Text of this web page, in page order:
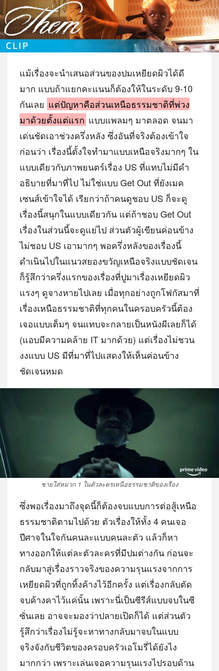
แม้เรื่องจะนำเสนอส่วนของปมเหยียดผิวได้ดี
มาก แบบถ้าแยกคะแนนก็ต้องให้ในระดับ 9-10
กันเลย แต่ปัญหาคือส่วนเหนือธรรมชาติที่พ่วง
มาด้วยตั้งแต่แรก แบบแพลมๆ มาตลอด จนมา
เด่นชัดเอาช่วงครึ่งหลัง ซึ่งอันที่จริงต้องเข้าใจ
ก่อนว่า เรื่องนี้ตั้งใจทำมาแบบเหนือจริงมากๆ ใน
แบบเดียวกับภาพยนตร์เรื่อง US ที่แทบไม่มีคำ
อธิบายที่มาที่ไป ไม่ใช่แบบ Get Out ที่ยังเมค
เซนส์เข้าใจได้ เรียกว่าถ้าคนดูชอบ US ก็จะดู
เรื่องนี้สนุกในแบบเดียวกัน แต่ถ้าชอบ Get Out
เรื่องในส่วนนี้จะดูแย่ไป ส่วนตัวผู้เขียนค่อนข้าง
ไม่ชอบ US เอามากๆ พอครึ่งหลังของเรื่องนี้
ดำเนินไปในแนวสยองขวัญเหนือจริงแบบชัดเจน
ก็รู้สึกว่าครึ่งแรกของเรื่องที่ปูมาเรื่องเหยียดผิว
แรงๆ ดูจางหายไปเลย เมื่อทุกอย่างถูกโฟกัสมาที่
เรื่องเหนือธรรมชาติที่ทุกคนในครอบครัวนี้ต้อง
เจอแบบเต็มๆ จนแทบจะกลายเป็นหนังผีเลยก็ได้
(แอบมีความคล้าย IT มากด้วย) แต่เรื่องไม่ชวน
งงแบบ US มีที่มาที่ไปแสดงให้เห็นค่อนข้าง
ชัดเจนหมด
ชายใส่หมวก 1 ในตัวละครเหนือธรรมชาติของเรื่อง
ซึ่งพอเรื่องมาถึงจุดนี้ก็ต้องจบแบบการต่อสู้เหนือ
ธรรมชาติตามไปด้วย ตัวเรื่องให้ทั้ง 4 คนเจอ
ปีศาจในใจกันคนละแบบคนละตัว แล้วก็หา
ทางออกให้แต่ละตัวละครที่มีปมต่างกัน ก่อนจะ
กลับมาสู่เรื่องราวจริงของความรุนแรงจากการ
เหยียดผิวที่ถูกทิ้งค้างไว้อีกครั้ง แต่เรื่องกลับตัด
จบค้างคาไว้แค่นั้น เพราะนี่เป็นซีรีส์แบบจบในซี
ซั่นเลย อาจจะมองว่าปลายเปิดก็ได้ แต่ส่วนตัว
รู้สึกว่าเรื่องไม่รู้จะหาทางกลับมาจบในแบบ
จริงจังกับชีวิตของครอบครัวเอโมรี่ได้ยังไง
มากกว่า เพราะเล่นเจอความรุนแรงไปรอบด้าน